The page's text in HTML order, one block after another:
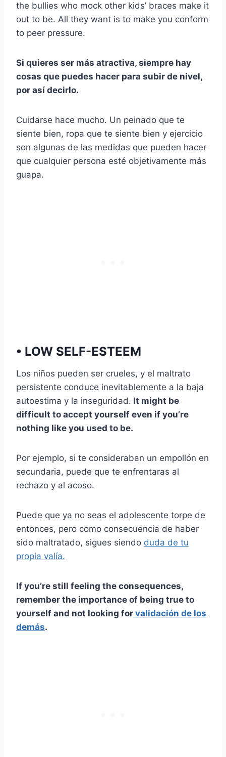
the bullies who mock other kids’ braces make it
out to be. All they want is to make you conform
to peer pressure.
Si quieres ser más atractiva, siempre hay
cosas que puedes hacer para subir de nivel,
por así decirlo.
Cuidarse hace mucho. Un peinado que te
siente bien, ropa que te siente bien y ejercicio
son algunas de las medidas que pueden hacer
que cualquier persona esté objetivamente más
guapa.
• LOW SELF-ESTEEM
Los niños pueden ser crueles, y el maltrato
persistente conduce inevitablemente a la baja
autoestima y la inseguridad. It might be
difficult to accept yourself even if you’re
nothing like you used to be.
Por ejemplo, si te consideraban un empollón en
secundaria, puede que te enfrentaras al
rechazo y al acoso.
Puede que ya no seas el adolescente torpe de
entonces, pero como consecuencia de haber
sido maltratado, sigues siendo duda de tu
propia valía.
If you’re still feeling the consequences,
remember the importance of being true to
yourself and not looking for validación de los
demás.